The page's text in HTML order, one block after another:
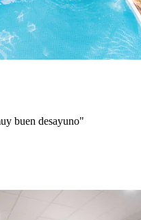
buen desayuno"